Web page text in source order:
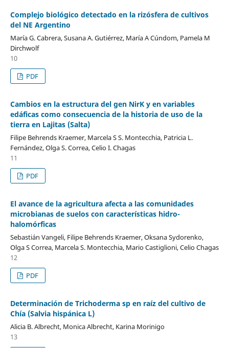
Complejo biológico detectado en la rizósfera de cultivos
del NE Argentino
María G. Cabrera, Susana A. Gutiérrez, María A Cúndom, Pamela M
Dirchwolf
10
PDF
Cambios en la estructura del gen NirK y en variables
edáficas como consecuencia de la historia de uso de la
tierra en Lajitas (Salta)
Filipe Behrends Kraemer, Marcela S S. Montecchia, Patricia L.
Fernández, Olga S. Correa, Celio I. Chagas
11
PDF
El avance de la agricultura afecta a las comunidades
microbianas de suelos con características hidro-
halomórficas
Sebastián Vangeli, Filipe Behrends Kraemer, Oksana Sydorenko,
Olga S Correa, Marcela S. Montecchia, Mario Castiglioni, Celio Chagas
12
PDF
Determinación de Trichoderma sp en raíz del cultivo de
Chía (Salvia hispánica L)
Alicia B. Albrecht, Monica Albrecht, Karina Morinigo
13